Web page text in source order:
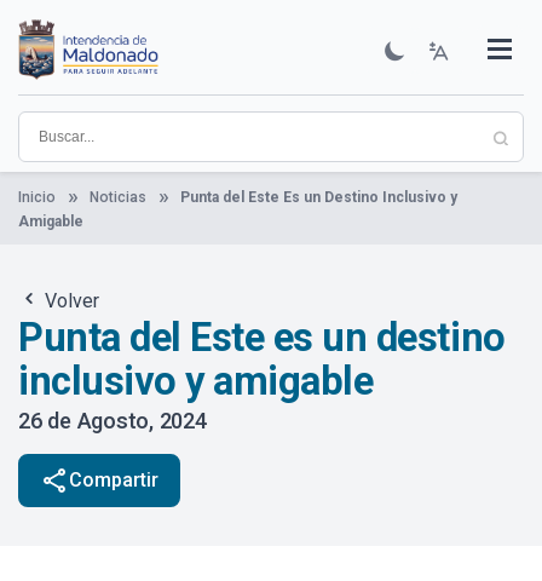
contenido
principal
Institucional
Municipios
Descubre Maldonado
Comunicación
Servicios
Guía De Trámites
Ver Noticias
Inicio Noticias
Punta del Este Es un Destino Inclusivo y
Amigable
Volver
Punta del Este es un destino
inclusivo y amigable
26 de Agosto, 2024
share Compartir